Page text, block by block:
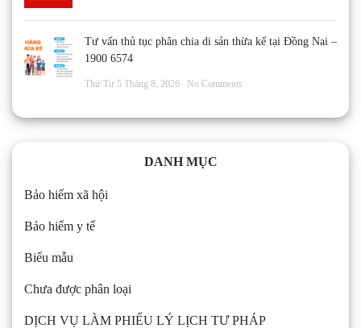
Tư vấn thủ tục phân chia di sản thừa kế tại Đồng Nai –
1900 6574
Thứ Tư 5 Tháng 8, 2026 No Comments
DANH MỤC
Bảo hiểm xã hội
Bảo hiểm y tế
Biểu mẫu
Chưa được phân loại
DỊCH VỤ LÀM PHIẾU LÝ LỊCH TƯ PHÁP